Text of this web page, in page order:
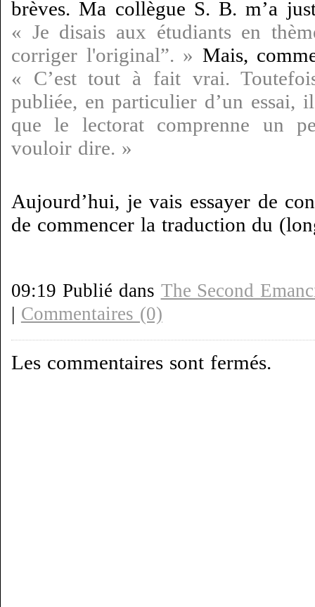
brèves. Ma collègue S. B. m’a
« Je disais aux étudiants en
corriger l'original”. » Mais,
« C’est tout à fait vrai.
publiée, en particulier d’un essai,
que le lectorat comprenne un
vouloir dire. »
Aujourd’hui, je vais essayer de
de commencer la traduction du
09:19 Publié dans The Second
| Commentaires (0)
Les commentaires sont fermés.